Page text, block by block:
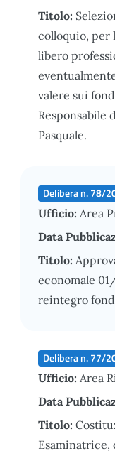
Titolo:
colloquio, per
libero
valere sui
Responsabile
Pasquale.
Delibera n. 78/
Ufficio: Area
Data
Titolo:
economale
reintegro
Delibera n. 77/
Ufficio: Area
Data
Titolo:
Esaminatrice,